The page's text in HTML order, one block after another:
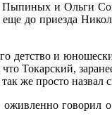
Пыпиных и Ольги
до приезда
детство и
Токарский,
же просто
говорил